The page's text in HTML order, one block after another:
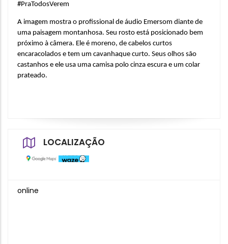
#PraTodosVerem
A imagem mostra o profissional de áudio Emersom diante de
uma paisagem montanhosa. Seu rosto está posicionado bem
próximo à câmera. Ele é moreno, de cabelos curtos
encaracolados e tem um cavanhaque curto. Seus olhos são
castanhos e ele usa uma camisa polo cinza escura e um colar
prateado.
LOCALIZAÇÃO
online